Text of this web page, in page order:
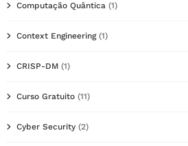
Computação Quântica (1)
Context Engineering(1)
CRISP-DM (1)
Curso Gratuito (11)
Cyber Security (2)